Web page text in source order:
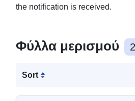
the notification is received.
Φύλλα μερισμού 2
Sort